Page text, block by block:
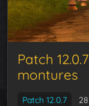
Patch
montures
Patch 12.0.7